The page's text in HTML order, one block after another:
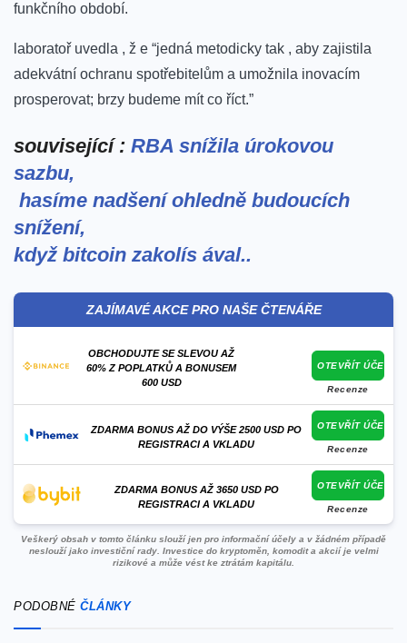
funkčního‍ období.
laboratoř uvedla , ž e “jedná metodicky tak , aby zajistila
adekvátní ochranu spotřebitelům a umožnila inovacím
⁢prosperovat; brzy‍ budeme mít co říct.”
související : RBA snížila úrokovou
sazbu,
⁤ hasíme nadšení ohledně budoucích
snížení,
když bitcoin zakolís ával..
ZAJÍMAVÉ AKCE PRO NAŠE ČTENÁŘE
OBCHODUJTE SE SLEVOU AŽ
60% Z POPLATKŮ A BONUSEM
600 USD
OTEVŘÍT ÚČET
Recenze
ZDARMA BONUS AŽ DO VÝŠE 2500 USD PO
REGISTRACI A VKLADU
OTEVŘÍT ÚČET
Recenze
ZDARMA BONUS AŽ 3650 USD PO
REGISTRACI A VKLADU
OTEVŘÍT ÚČET
Recenze
Veškerý obsah v tomto článku slouží jen pro informační účely a v žádném případě
neslouží jako investiční rady. Investice do kryptoměn, komodit a akcií je velmi
rizikové a může vést ke ztrátám kapitálu.
PODOBNÉ ČLÁNKY